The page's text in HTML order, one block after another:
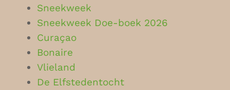
Sneekweek
Sneekweek Doe-boek 2026
Curaçao
Bonaire
Vlieland
De Elfstedentocht